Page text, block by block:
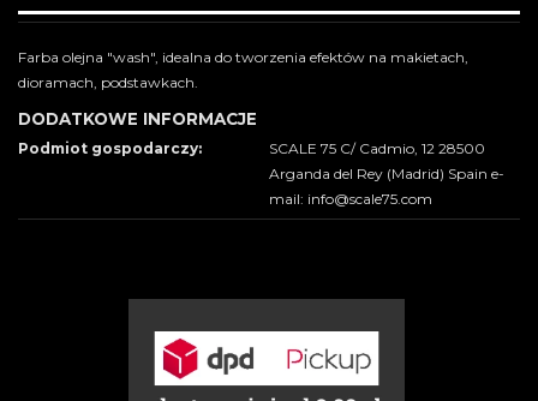
Farba olejna "wash", idealna do tworzenia efektów na makietach,
dioramach, podstawkach.
DODATKOWE INFORMACJE
Podmiot gospodarczy:
SCALE 75 C/ Cadmio, 12 28500
Arganda del Rey (Madrid) Spain e-
mail: info@scale75.com